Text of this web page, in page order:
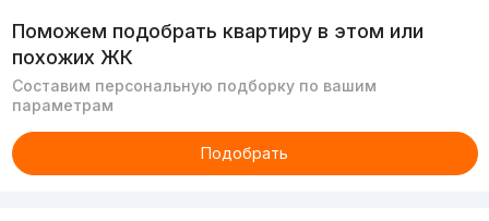
Поможем подобрать квартиру в этом или
похожих ЖК
Составим персональную подборку по вашим
параметрам
Подобрать